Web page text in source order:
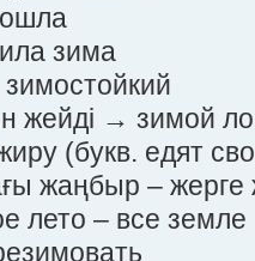
зима
жейді → зимой
(букв. едят
жаңбыр –
лето – все земле